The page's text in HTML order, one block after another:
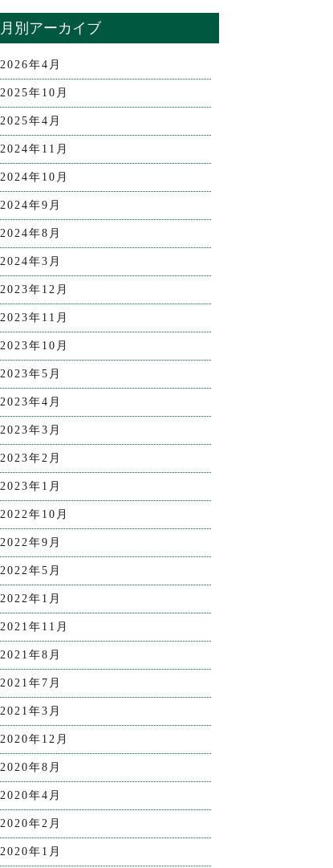
月別アーカイブ
2026年4月
2025年10月
2025年4月
2024年11月
2024年10月
2024年9月
2024年8月
2024年3月
2023年12月
2023年11月
2023年10月
2023年5月
2023年4月
2023年3月
2023年2月
2023年1月
2022年10月
2022年9月
2022年5月
2022年1月
2021年11月
2021年8月
2021年7月
2021年3月
2020年12月
2020年8月
2020年4月
2020年2月
2020年1月